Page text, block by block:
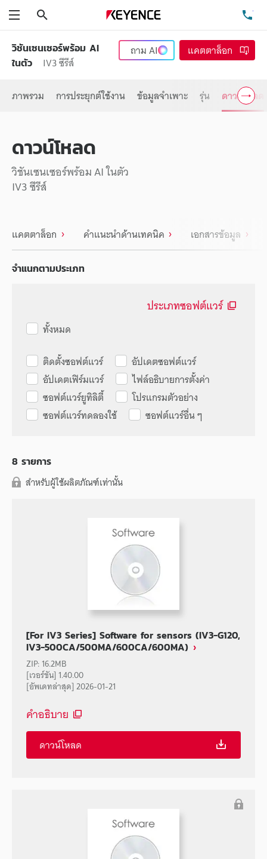
วิชันเซนเซอร์พร้อม AI
ในตัว
IV3 ซีรีส์
ถามAI แคตตาล็อก
ภาพรวม การประยุกต์ใช้งาน ข้อมูลจำเพาะ รุ่น ดาวน์โหลด
ดาวน์โหลด
วิชันเซนเซอร์พร้อม AI ในตัว
IV3 ซีรีส์
แคตตาล็อก คำแนะนำด้านเทคนิค เอกสารข้อมูล
จำแนกตามประเภท
ประเภทซอฟต์แวร์
ทั้งหมด
ติดตั้งซอฟต์แวร์
อัปเดตซอฟต์แวร์
อัปเดตเฟิร์มแวร์
ไฟล์อธิบายการตั้งค่า
ซอฟต์แวร์ยูทิลิตี้
โปรแกรมตัวอย่าง
ซอฟต์แวร์ทดลองใช้
ซอฟต์แวร์อื่น ๆ
8 รายการ
สำหรับผู้ใช้ผลิตภัณฑ์เท่านั้น
[For IV3 Series] Software for sensors (IV3-G120,
IV3-500CA/500MA/600CA/600MA)
ZIP: 16.2MB
[เวอร์ชัน] 1.40.00
[อัพเดทล่าสุด] 2026-01-21
คำอธิบาย
ดาวน์โหลด